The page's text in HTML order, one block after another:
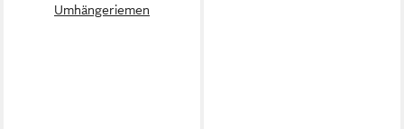
Umhängeriemen